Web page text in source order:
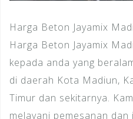
Harga Beton Jayamix
Harga Beton Jayamix
kepada anda yang
di daerah Kota Madiun,
Timur dan sekitarnya.
melayani pemesanan